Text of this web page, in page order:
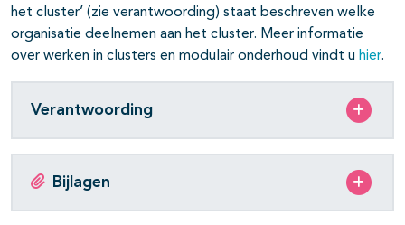
het cluster’ (zie verantwoording) staat beschreven welke
organisatie deelnemen aan het cluster. Meer informatie
over werken in clusters en modulair onderhoud vindt u hier.
Verantwoording
Bijlagen